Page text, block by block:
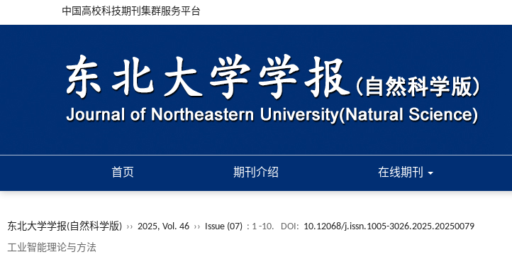
中国高校科技期刊集群服务平台
首页 期刊介绍 在线期刊
东北大学学报(自然科学版) ›› 2025, Vol. 46 ›› Issue (07) : 1 -10. DOI: 10.12068/j.issn.1005-3026.2025.20250079
工业智能理论与方法